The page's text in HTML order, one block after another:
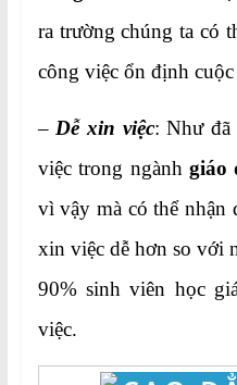
ra trường chúng ta có
công việc ổn định cuộc
–Dễ xin việc: Như đã
việc trong ngành giáo
vì vậy mà có thể nhận
xin việc dễ hơn so với
90% sinh viên học
việc.